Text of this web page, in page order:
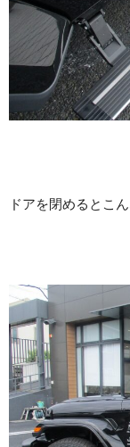
ドアを閉めるとこ